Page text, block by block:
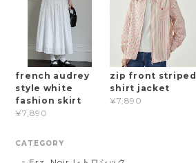
french audrey
style white
fashion skirt
¥7,890
zip front striped
shirt jacket
¥7,890
CATEGORY